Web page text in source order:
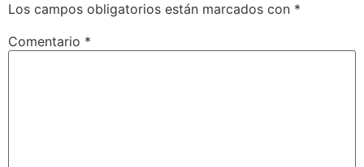
Los campos obligatorios están marcados con *
Comentario *